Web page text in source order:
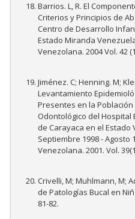
Barrios. L, R. El
Criterios y Principios de
Centro de Desarrollo
Estado Miranda
Venezolana. 2004 Vol. 42
Jiménez. C; Henning. M;
Levantamiento
Presentes en la
Odontológico del Hospital
de Carayaca en el
Septiembre 1998 - Agosto
Venezolana. 2001. Vol.
Crivelli, M; Muhlmann, M;
de Patologías Bucal en
81-82.